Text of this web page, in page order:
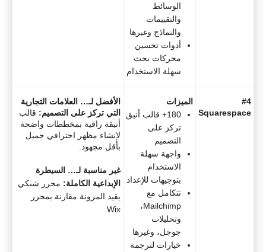
الوسائط
والتقييمات
والنماذج وغيرها
أدوات تحسين
محركات بحث
سهلة الاستخدام
#4
Squarespace
الميزات
180+ قالب أنيق
تركز على
التصميم
واجهة سهلة
الاستخدام
بتوجيهات للإعداد
تتكامل مع
Mailchimp،
وتحليلات
جوجل، وغيرها
خيارات لترجمة
الأفضل لـ… العلامات التجارية
التي تركز على التصميم: قالب
أنيقة راقية بمخططات واضحة
لإنشاء مظهر احترافي جميل
بأقل مجهود.
غير مناسبة لـ… السيطرة
الإبداعية الكاملة: محرر شبكي
يقيد المرونة مقارنة بمحرر
Wix.